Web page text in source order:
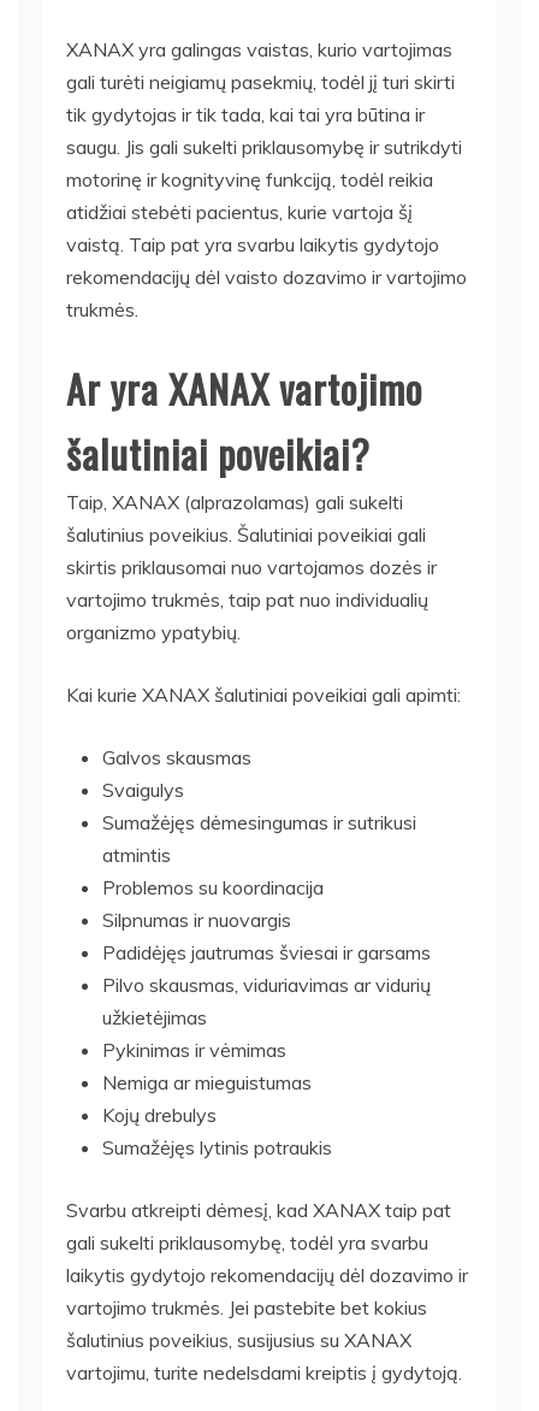
XANAX yra galingas vaistas, kurio vartojimas
gali turėti neigiamų pasekmių, todėl jį turi skirti
tik gydytojas ir tik tada, kai tai yra būtina ir
saugu. Jis gali sukelti priklausomybę ir sutrikdyti
motorinę ir kognityvinę funkciją, todėl reikia
atidžiai stebėti pacientus, kurie vartoja šį
vaistą. Taip pat yra svarbu laikytis gydytojo
rekomendacijų dėl vaisto dozavimo ir vartojimo
trukmės.
Ar yra XANAX vartojimo
šalutiniai poveikiai?
Taip, XANAX (alprazolamas) gali sukelti
šalutinius poveikius. Šalutiniai poveikiai gali
skirtis priklausomai nuo vartojamos dozės ir
vartojimo trukmės, taip pat nuo individualių
organizmo ypatybių.
Kai kurie XANAX šalutiniai poveikiai gali apimti:
Galvos skausmas
Svaigulys
Sumažėjęs dėmesingumas ir sutrikusi
atmintis
Problemos su koordinacija
Silpnumas ir nuovargis
Padidėjęs jautrumas šviesai ir garsams
Pilvo skausmas, viduriavimas ar vidurių
užkietėjimas
Pykinimas ir vėmimas
Nemiga ar mieguistumas
Kojų drebulys
Sumažėjęs lytinis potraukis
Svarbu atkreipti dėmesį, kad XANAX taip pat
gali sukelti priklausomybę, todėl yra svarbu
laikytis gydytojo rekomendacijų dėl dozavimo ir
vartojimo trukmės. Jei pastebite bet kokius
šalutinius poveikius, susijusius su XANAX
vartojimu, turite nedelsdami kreiptis į gydytoją.